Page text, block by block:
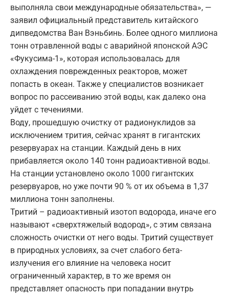
выполняла свои международные обязательства», —
заявил официальный представитель китайского
дипведомства Ван Вэньбинь. Более одного миллиона
тонн отравленной воды с аварийной японской АЭС
«Фукусима-1», которая использовалась для
охлаждения поврежденных реакторов, может
попасть в океан. Также у специалистов возникает
вопрос по рассеиванию этой воды, как далеко она
уйдет с течениями.
Воду, прошедшую очистку от радионуклидов за
исключением трития, сейчас хранят в гигантских
резервуарах на станции. Каждый день в них
прибавляется около 140 тонн радиоактивной воды.
На станции установлено около 1000 гигантских
резервуаров, но уже почти 90 % от их объема в 1,37
миллиона тонн заполнены.
Тритий – радиоактивный изотоп водорода, иначе его
называют «сверхтяжелый водород», с этим связана
сложность очистки от него воды. Тритий существует
в природных условиях, за счет слабого бета-
излучения его влияние на человека носит
ограниченный характер, в то же время он
представляет опасность при попадании внутрь